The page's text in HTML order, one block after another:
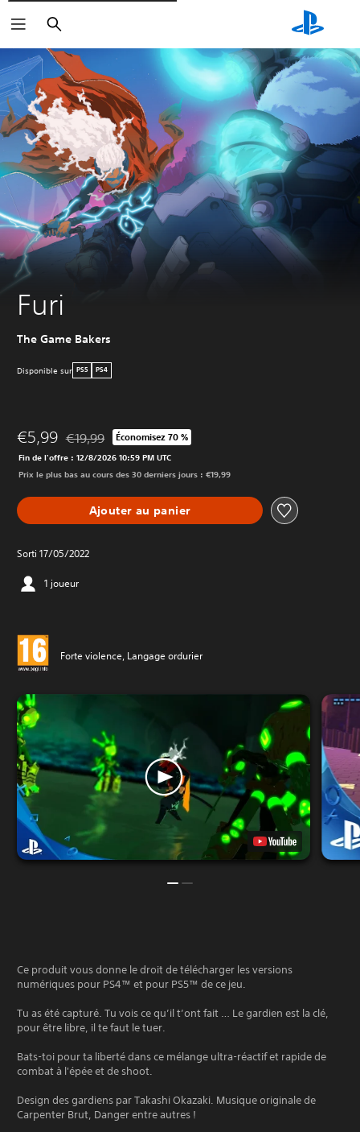
Rechercher
Furi
The Game Bakers
Disponible sur PS5 PS4
€5,99 Remise par rapport au prix d'origine de €19,99
€19,99 Économisez 70 %
Fin de l'offre : 12/8/2026 10:59 PM UTC
Prix le plus bas au cours des 30 derniers jours : €19,99
Ajouter au panier
Sorti 17/05/2022
1 joueur
Forte violence, Langage ordurier
Ce produit vous donne le droit de télécharger les versions
numériques pour PS4™ et pour PS5™ de ce jeu.
Tu as été capturé. Tu vois ce qu’il t’ont fait … Le gardien est la clé,
pour être libre, il te faut le tuer.
Bats-toi pour ta liberté dans ce mélange ultra-réactif et rapide de
combat à l'épée et de shoot.
Design des gardiens par Takashi Okazaki. Musique originale de
Carpenter Brut, Danger entre autres !